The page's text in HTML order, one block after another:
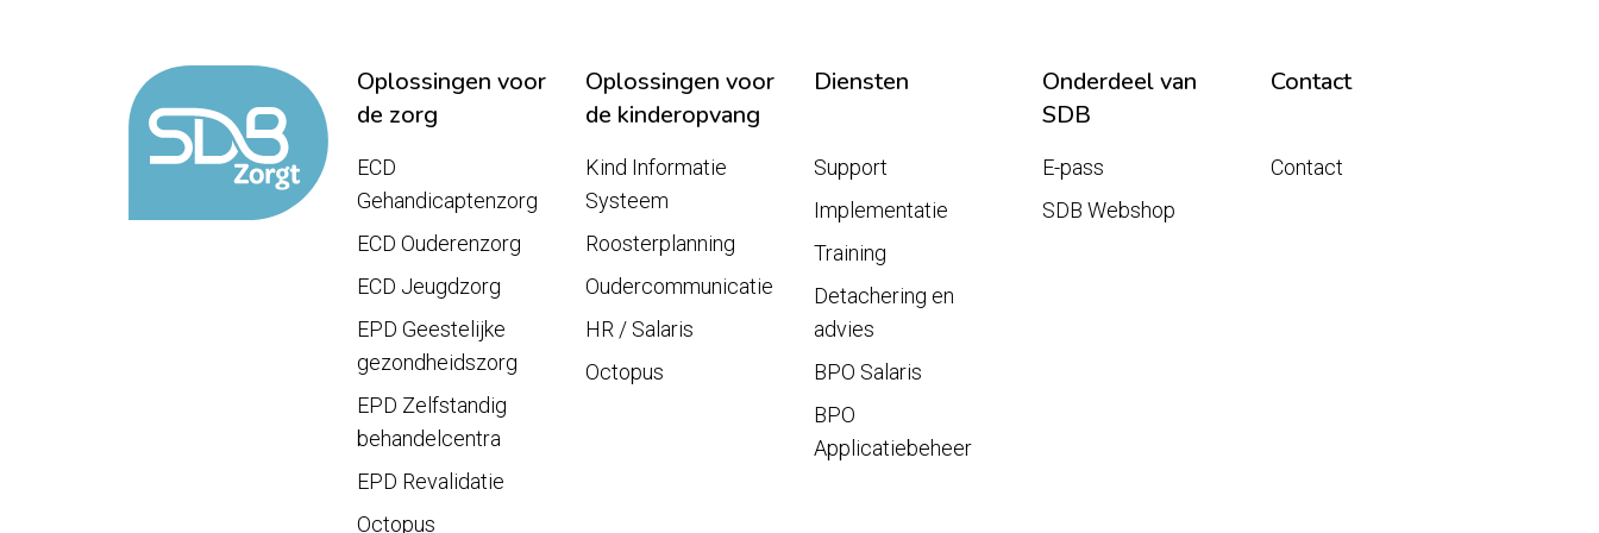
Oplossingen voor
de zorg
Oplossingen voor
de kinderopvang
Diensten
Onderdeel van
SDB
Contact
ECD
Gehandicaptenzorg
ECD Ouderenzorg
ECD Jeugdzorg
EPD Geestelijke
gezondheidszorg
EPD Zelfstandig
behandelcentra
EPD Revalidatie
Octopus
Kind Informatie
Systeem
Roosterplanning
Oudercommunicatie
HR / Salaris
Octopus
Support
Implementatie
Training
Detachering en
advies
BPO Salaris
BPO
Applicatiebeheer
E-pass
SDB Webshop
Contact